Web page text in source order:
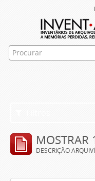
MOSTRAR
DESCRIÇÃO